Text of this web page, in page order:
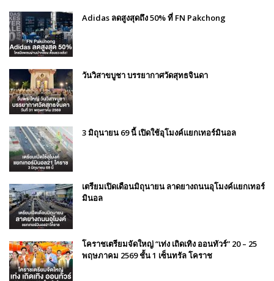
Adidas ลดสูงสุดถึง 50% ที่ FN Pakchong
วันวิสาขบูชา บรรยากาศวัดสุทธจินดา
3 มิถุนายน 69 นี้ เปิดใช้อุโมงค์แยกเทอร์มินอล
เตรียมเปิดเดือนมิถุนายน ลาดยางถนนอุโมงค์แยกเทอร์
มินอล
โคราชเตรียมจัดใหญ่ “เท่ง เถิดเทิง ออนทัวร์” 20 – 25
พฤษภาคม 2569 ชั้น 1 เซ็นทรัล โคราช